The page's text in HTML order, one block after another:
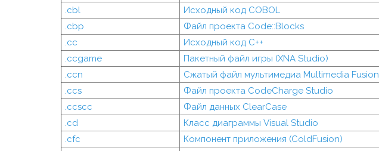
.cbl
Исходный код COBOL
.cbp
Файл проекта Code::Blocks
.cc
Исходный код C++
.ccgame
Пакетный файл игры (XNA Studio)
.ccn
Сжатый файл мультимедиа Multimedia Fusion
.ccs
Файл проекта CodeCharge Studio
.ccscc
Файл данных ClearCase
.cd
Класс диаграммы Visual Studio
.cfc
Компонент приложения (ColdFusion)